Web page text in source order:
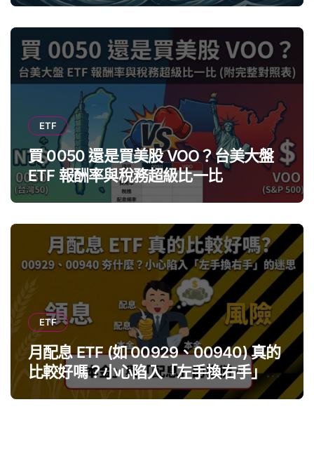
ETF
買 0050 還是買美股 VOO？台美大盤
ETF 報酬率與稅務超級比一比
ETF
月配息 ETF (如 00929、00940) 真的
比較好嗎？小心陷入「左手換右手」迷